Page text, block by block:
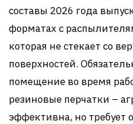
составы 2026 года
форматах с
которая не стекает со
поверхностей.
помещение во время
резиновые перчатки –
эффективна, но требует